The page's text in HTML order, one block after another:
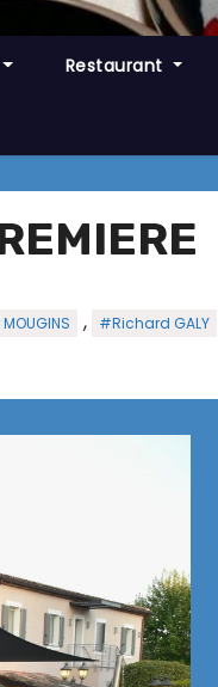
Restaurant
MOUGINS , #Richard GALY